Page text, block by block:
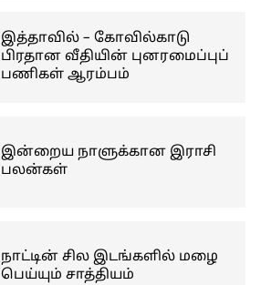
இத்தாவில் – கோவில்காடு
பிரதான வீதியின் புனரமைப்புப்
பணிகள் ஆரம்பம்
இன்றைய நாளுக்கான இராசி
பலன்கள்
நாட்டின் சில இடங்களில் மழை
பெய்யும் சாத்தியம்